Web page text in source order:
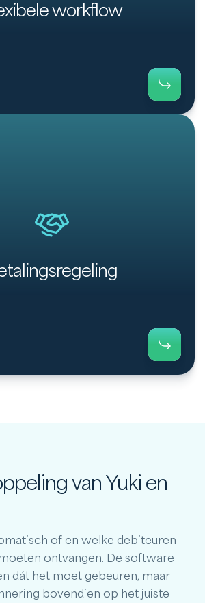
workflow
debiteur de openstaande factuur
van Yuki en
of en welke debiteuren
ontvangen. De software
dát het moet gebeuren, maar
bovendien op het juiste